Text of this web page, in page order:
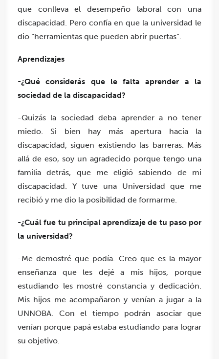
que conlleva el desempeño laboral con una
discapacidad. Pero confía en que la universidad le
dio “herramientas que pueden abrir puertas”.
Aprendizajes
-¿Qué considerás que le falta aprender a la
sociedad de la discapacidad?
-Quizás la sociedad deba aprender a no tener
miedo. Si bien hay más apertura hacia la
discapacidad, siguen existiendo las barreras. Más
allá de eso, soy un agradecido porque tengo una
familia detrás, que me eligió sabiendo de mi
discapacidad. Y tuve una Universidad que me
recibió y me dio la posibilidad de formarme.
-¿Cuál fue tu principal aprendizaje de tu paso por
la universidad?
-Me demostré que podía. Creo que es la mayor
enseñanza que les dejé a mis hijos, porque
estudiando les mostré constancia y dedicación.
Mis hijos me acompañaron y venían a jugar a la
UNNOBA. Con el tiempo podrán asociar que
venían porque papá estaba estudiando para lograr
su objetivo.